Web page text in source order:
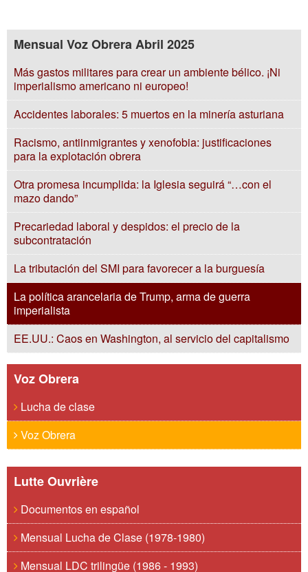
Mensual Voz Obrera Abril 2025
Más gastos militares para crear un ambiente bélico. ¡Ni
imperialismo americano ni europeo!
Accidentes laborales: 5 muertos en la minería asturiana
Racismo, antiinmigrantes y xenofobia: justificaciones
para la explotación obrera
Otra promesa incumplida: la Iglesia seguirá “…con el
mazo dando”
Precariedad laboral y despidos: el precio de la
subcontratación
La tributación del SMI para favorecer a la burguesía
La política arancelaria de Trump, arma de guerra
imperialista
EE.UU.: Caos en Washington, al servicio del capitalismo
Voz Obrera
Lucha de clase
Voz Obrera
Lutte Ouvrière
Documentos en español
Mensual Lucha de Clase (1978-1980)
Mensual LDC trilingüe (1986 - 1993)